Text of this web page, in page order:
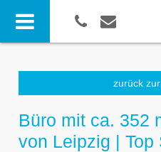
zurück
Büro mit ca. 352
von Leipzig | Top